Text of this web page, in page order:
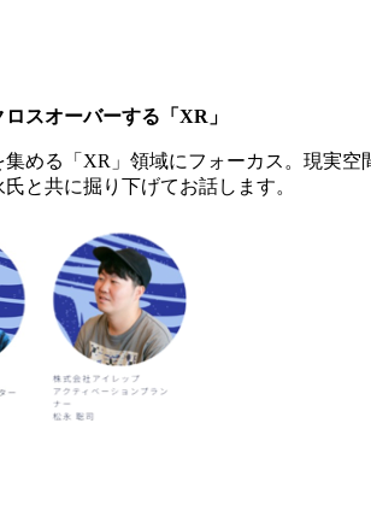
スオーバーする「XR」
める「XR」領域にフォーカス。現実
と共に掘り下げてお話します。